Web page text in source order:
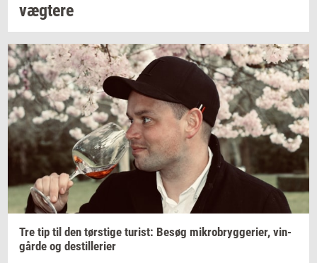
væg­te­re
Tre tip til den tørsti­ge turist: Besøg mi­kro­bryg­ge­ri­er, vin­
går­de og destil­le­ri­er